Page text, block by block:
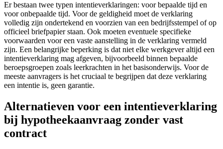
Er bestaan twee typen intentieverklaringen: voor bepaalde tijd en
voor onbepaalde tijd. Voor de geldigheid moet de verklaring
volledig zijn ondertekend en voorzien van een bedrijfsstempel of op
officieel briefpapier staan. Ook moeten eventuele specifieke
voorwaarden voor een vaste aanstelling in de verklaring vermeld
zijn. Een belangrijke beperking is dat niet elke werkgever altijd een
intentieverklaring mag afgeven, bijvoorbeeld binnen bepaalde
beroepsgroepen zoals leerkrachten in het basisonderwijs. Voor de
meeste aanvragers is het cruciaal te begrijpen dat deze verklaring
een intentie is, geen garantie.
Alternatieven voor een intentieverklaring
bij hypotheekaanvraag zonder vast
contract